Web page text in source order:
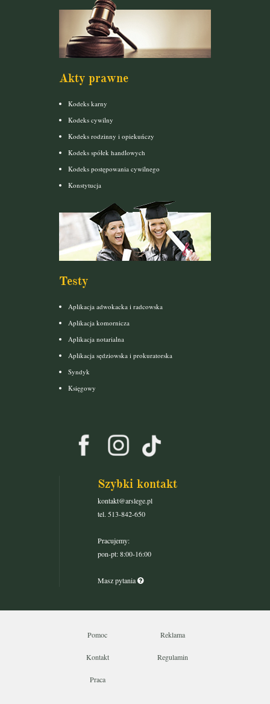
Akty prawne
Kodeks karny
Kodeks cywilny
Kodeks rodzinny i opiekuńczy
Kodeks spółek handlowych
Kodeks postępowania cywilnego
Konstytucja
Testy
Aplikacja adwokacka i radcowska
Aplikacja komornicza
Aplikacja notarialna
Aplikacja sędziowska i prokuratorska
Syndyk
Księgowy
Szybki kontakt
kontakt@arslege.pl
tel. 513-842-650
Pracujemy:
pon-pt: 8:00-16:00
Masz pytania
Pomoc Reklama
Kontakt Regulamin
Praca